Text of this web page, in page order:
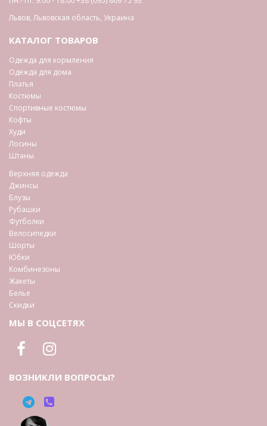
Львов,Львовская область, Украина
КАТАЛОГ ТОВАРОВ
Одежда для кормления
Одежда для дома
Платья
Костюмы
Спортивные костюмы
Кофты
Худи
Лосины
Штаны
Верхняя одежда
Джинсы
Блузы
Рубашки
Футболки
Велосипедки
Шорты
Юбки
Комбинезоны
Жакеты
Белье
Скидки
МЫ В СОЦСЕТЯХ
ВОЗНИКЛИ ВОПРОСЫ?